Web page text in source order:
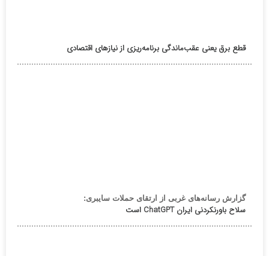
قطع برق یعنی عقب‌ماندگی برنامه‌ریزی از نیازهای اقتصادی
گزارش رسانه‌های غربی از ارتقای حملات سایبری:
سلاح باورنکردنی ایران ChatGPT است